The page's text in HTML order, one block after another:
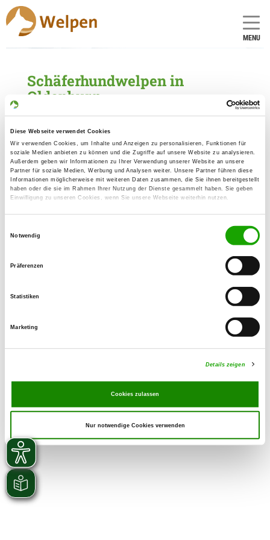
Diese Webseite verwendet Cookies
Wir verwenden Cookies, um Inhalte und Anzeigen zu personalisieren, Funktionen für
soziale Medien anbieten zu können und die Zugriffe auf unsere Website zu analysieren.
Außerdem geben wir Informationen zu Ihrer Verwendung unserer Website an unsere
Partner für soziale Medien, Werbung und Analysen weiter. Unsere Partner führen diese
Informationen möglicherweise mit weiteren Daten zusammen, die Sie ihnen bereitgestellt
haben oder die sie im Rahmen Ihrer Nutzung der Dienste gesammelt haben. Sie geben
Einwilligung zu unseren Cookies, wenn Sie unsere Webseite weiterhin nutzen.
Notwendig
Präferenzen
Statistiken
Marketing
Details zeigen
Cookies zulassen
Nur notwendige Cookies verwenden
MENU
Schäferhundwelpen in
Oldenburg
Schäferhundwelpen gefunden
Zuchtstätte: vom Ammerlandeck
Details
Bloherfelderstr. 35
26129 Oldenburg
Welpen zur Verfügung